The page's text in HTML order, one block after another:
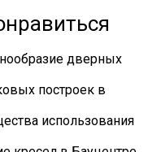
дверных
построек в
использования